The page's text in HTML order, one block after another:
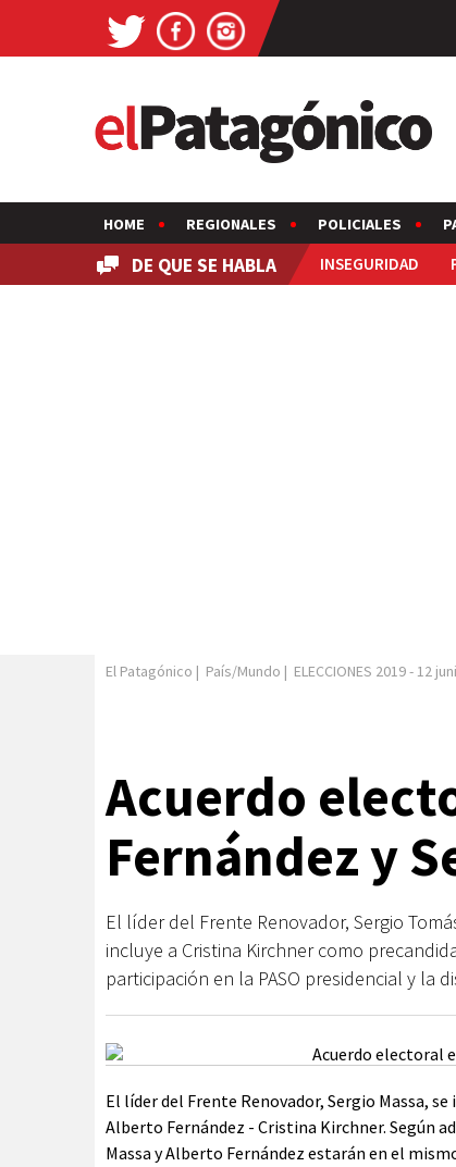
HOME REGIONALES POLICIALES
DE QUE SE HABLA INSEGURIDAD
El Patagónico | País/Mundo | ELECCIONES 2019- 12
Acuerdo
Fernández y
El líder del Frente Renovador, Sergio
incluye a Cristina Kirchner como
participación en la PASO presidencial y la
El líder del Frente Renovador, Sergio Massa,
Alberto Fernández - Cristina Kirchner. Según
Massa y Alberto Fernández estarán en el